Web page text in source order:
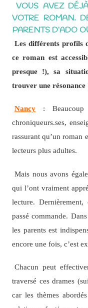
VOUS AVEZ
VOTRE ROMAN.
PARENTS D’ADO
Les différents profils
ce roman est
presque !), sa
trouver une résonance
Nancy: Beaucoup
chroniqueurs.ses,
rassurant qu’un roman
lecteurs plus adultes.
Mais nous avons
qui l’ont vraiment
lecture.
passé commande.
les parents est
encore une fois, c’est
Chacun peut
traversé ces drames
car les thèmes